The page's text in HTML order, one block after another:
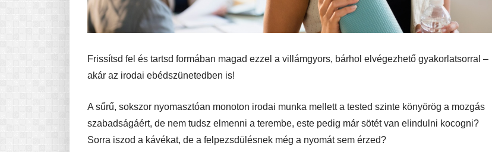
Frissítsd fel és tartsd formában magad ezzel a villámgyors, bárhol elvégezhető gyakorlatsorral –
akár az irodai ebédszünetedben is!
A sűrű, sokszor nyomasztóan monoton irodai munka mellett a tested szinte könyörög a mozgás
szabadságáért, de nem tudsz elmenni a terembe, este pedig már sötét van elindulni kocogni?
Sorra iszod a kávékat, de a felpezsdülésnek még a nyomát sem érzed?